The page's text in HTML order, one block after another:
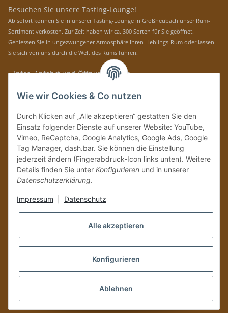
Besuchen Sie unsere Tasting-Lounge!
Ab sofort können Sie in unserer Tasting-Lounge in Großheubach unser Rum-
Sortiment verkosten. Zur Zeit haben wir ca. 300 Sorten für Sie geöffnet.
Geniessen Sie in ungezwungener Atmosphäre Ihren Lieblings-Rum oder lassen
Sie sich von uns durch die Welt des Rums führen.
» Infos, Anfahrt und Öffnungszeiten
Immer auf dem Laufenden mit unseren aktuellen Rum-News!
Bitte senden Sie mir entsprechend IhrerDatenschutzerklärung
regelmäßig und
jederzeit widerruflich Informationen zu Ihrem Produktsortiment per E-Mail zu.
Vertrag widerrufen
Versand und Zustellung nur an volljährige Personen!
Alle Preise inkl. gesetzlicher USt., zzgl.
PayPal bei Kubanischen Produkten nicht möglich.
Wie wir Cookies & Co nutzen
Durch Klicken auf „Alle akzeptieren“ gestatten Sie den
Einsatz folgender Dienste auf unserer Website: YouTube,
Vimeo, ReCaptcha, Google Analytics, Google Ads, Google
Tag Manager, dash.bar. Sie können die Einstellung
jederzeit ändern (Fingerabdruck-Icon links unten). Weitere
Details finden Sie unter Konfigurieren und in unserer
Datenschutzerklärung.
Impressum Datenschutz
Alle akzeptieren
Konfigurieren
Ablehnen